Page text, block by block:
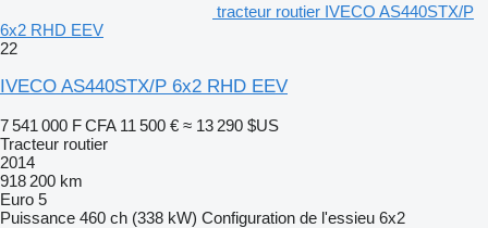
tracteur routier IVECO AS440STX/P
6x2 RHD EEV
22
IVECO AS440STX/P 6x2 RHD EEV
7 541 000 F CFA 11 500 € ≈ 13 290 $US
Tracteur routier
2014
918 200 km
Euro 5
Puissance 460 ch (338 kW) Configuration de l'essieu 6x2